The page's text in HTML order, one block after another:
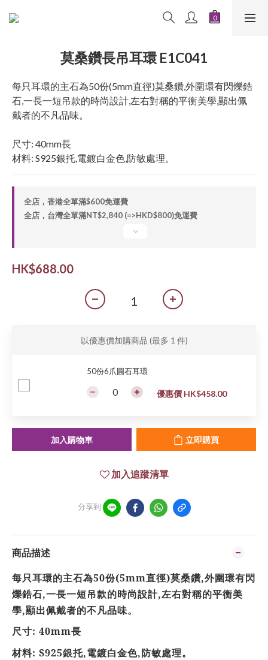
莫桑鑽長吊耳環 E1C041
每只耳環的主石為50份(5mm直徑)莫桑鑽,外圍環有閃爍鋯
石,一長一短吊款的時尚設計,左右對稱的平衡美學,顯出佩
戴者的不凡品味。
尺寸: 40mm長
材料: S925銀托,電鍍白金色,防敏處理。
全店，香港全單滿$600免運費
全店，台灣全單滿NT$2,840 (=>HKD$800)免運費
HK$688.00
以優惠價加購商品 (最多 1 件)
50份6爪圓石耳環
優惠價 HK$458.00
加入購物車 立即購買
加入追蹤清單
分享到
商品描述
每只耳環的主石為50份(5mm直徑)莫桑鑽,外圍環有閃
爍鋯石,一長一短吊款的時尚設計,左右對稱的平衡美
學,顯出佩戴者的不凡品味。
尺寸: 40mm長
材料: S925銀托,電鍍白金色,防敏處理。